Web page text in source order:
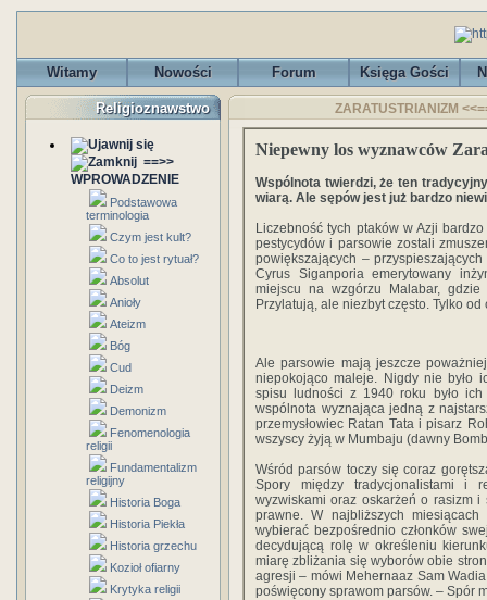
Witamy Nowości Forum Księga Gości
Religioznawstwo
==>>
WPROWADZENIE
Podstawowa
terminologia
Czym jest kult?
Co to jest rytuał?
Absolut
Anioły
Ateizm
Bóg
Cud
Deizm
Demonizm
Fenomenologia
religii
Fundamentalizm
religijny
Historia Boga
Historia Piekła
Historia grzechu
Kozioł ofiarny
Krytyka religii
ZARATUSTRIANIZM
Niepewny los wyznawców
Wspólnota twierdzi, że ten
wiarą. Ale sępów jest już bardzo
Liczebność tych ptaków w Azji
pestycydów i parsowie zostali
powiększających –
Cyrus Siganporia emerytowany
miejscu na wzgórzu Malabar,
Przylatują, ale niezbyt często. Tylko od
Ale parsowie mają jeszcze
niepokojąco maleje. Nigdy nie było
spisu ludności z 1940 roku było
wspólnota wyznająca jedną z
przemysłowiec Ratan Tata i pisarz
wszyscy żyją w Mumbaju (dawny
Wśród parsów toczy się coraz
Spory między tradycjonalistami i
wyzwiskami oraz oskarżeń o rasizm
prawne. W najbliższych
wybierać bezpośrednio członków
decydującą rolę w określeniu
miarę zbliżania się wyborów obie
agresji – mówi Mehernaaz Sam
poświęcony sprawom parsów. – Spór